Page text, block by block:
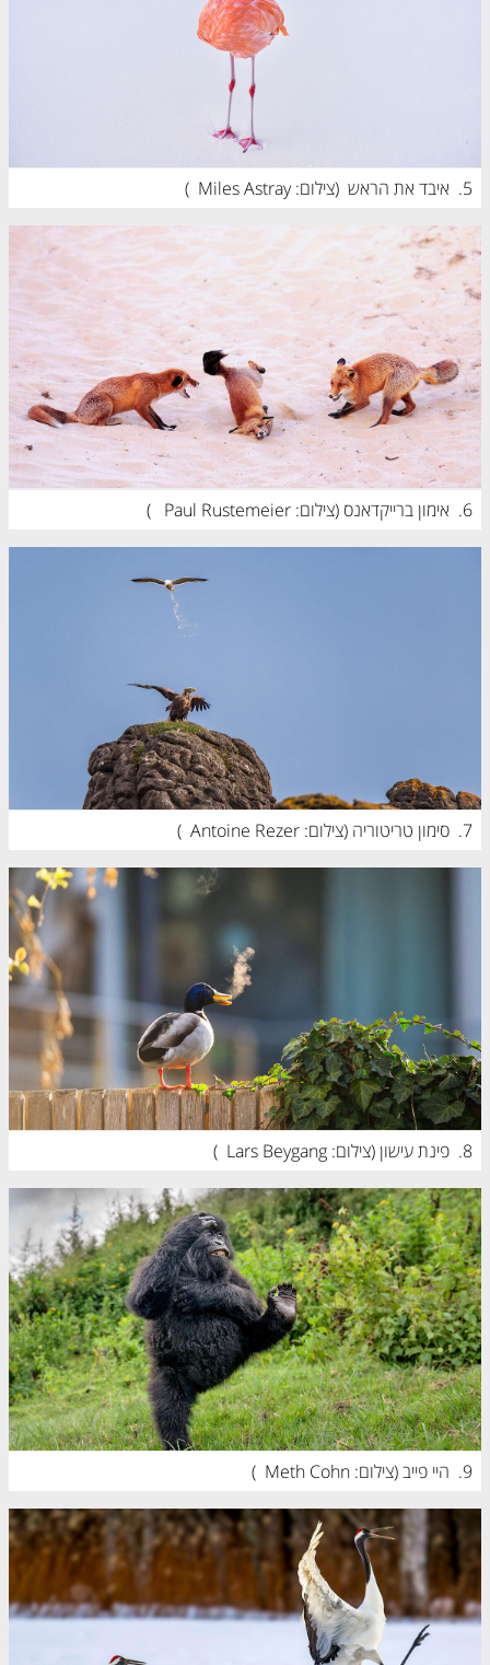
5. איבד את הראש  (צילום: Miles Astray )
6. אימון ברייקדאנס (צילום: Paul Rustemeier )
7. סימון טריטוריה (צילום: Antoine Rezer )
8. פינת עישון (צילום: Lars Beygang )
9. היי פייב (צילום: Meth Cohn )